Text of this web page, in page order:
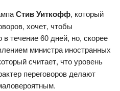
Стив Уиткофф, который
хочет, чтобы
течение 60 дней, но, скорее
министра иностранных
считает, что уровень
переговоров делают